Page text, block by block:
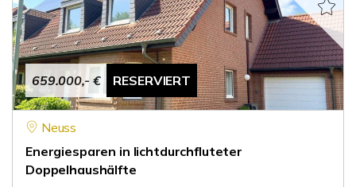
659.000,- € RESERVIERT
Neuss
Energiesparen in lichtdurchfluteter
Doppelhaushälfte